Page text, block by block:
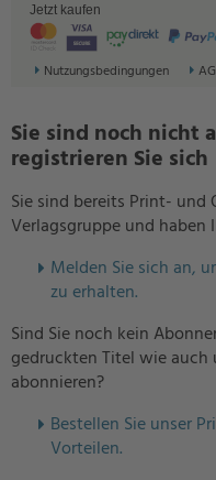
Jetzt kaufen
Nutzungsbedingungen
Sie sind noch nicht
registrieren Sie sich
Sie sind bereits Print-
Verlagsgruppe und haben
Melden Sie sich an,
zu erhalten.
Sind Sie noch kein
gedruckten Titel wie auch
abonnieren?
Bestellen Sie unser
Vorteilen.